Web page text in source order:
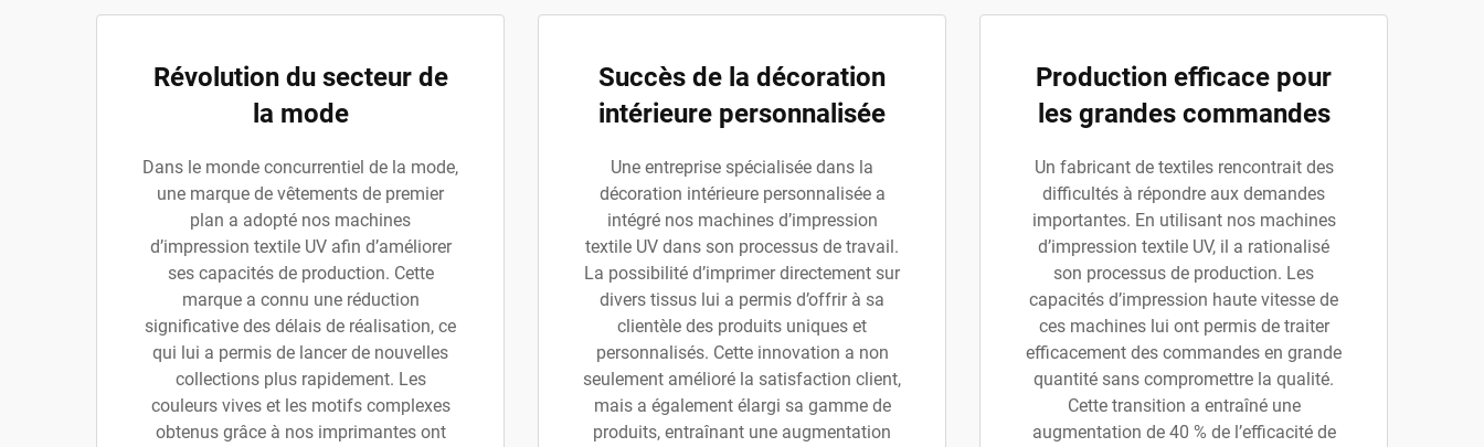
Révolution du secteur de
la mode
Dans le monde concurrentiel de la mode,
une marque de vêtements de premier
plan a adopté nos machines
d’impression textile UV afin d’améliorer
ses capacités de production. Cette
marque a connu une réduction
significative des délais de réalisation, ce
qui lui a permis de lancer de nouvelles
collections plus rapidement. Les
couleurs vives et les motifs complexes
obtenus grâce à nos imprimantes ont
Succès de la décoration
intérieure personnalisée
Une entreprise spécialisée dans la
décoration intérieure personnalisée a
intégré nos machines d’impression
textile UV dans son processus de travail.
La possibilité d’imprimer directement sur
divers tissus lui a permis d’offrir à sa
clientèle des produits uniques et
personnalisés. Cette innovation a non
seulement amélioré la satisfaction client,
mais a également élargi sa gamme de
produits, entraînant une augmentation
Production efficace pour
les grandes commandes
Un fabricant de textiles rencontrait des
difficultés à répondre aux demandes
importantes. En utilisant nos machines
d’impression textile UV, il a rationalisé
son processus de production. Les
capacités d’impression haute vitesse de
ces machines lui ont permis de traiter
efficacement des commandes en grande
quantité sans compromettre la qualité.
Cette transition a entraîné une
augmentation de 40 % de l’efficacité de